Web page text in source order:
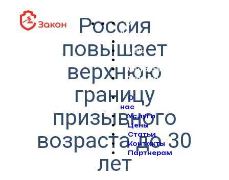
О
нас
Цены
Контакты
Партнерам
О
нас
Услуги
Цены
Статьи
Контакты
Партнерам
Россия
повышает
верхнюю
границу
призывного
возраста до 30
лет